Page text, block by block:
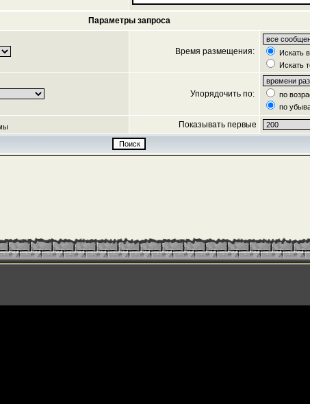
Параметры запроса
Время размещения:
Искать
Искать
Упорядочить по:
по
по
Показывать первые